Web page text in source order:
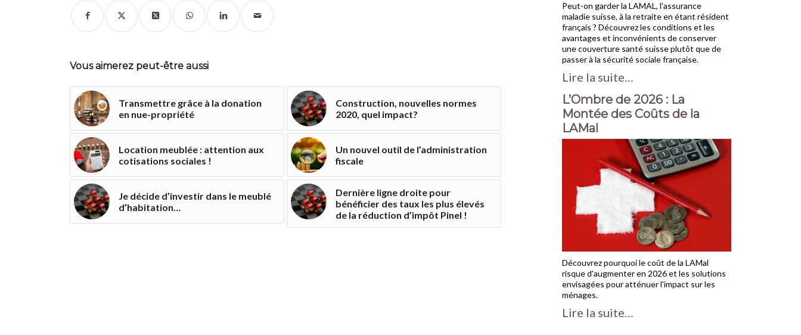
Vous aimerez peut-être aussi
Transmettre grâce à la donation
en nue-propriété
Construction, nouvelles normes
2020, quel impact?
Location meublée : attention aux
cotisations sociales !
Un nouvel outil de l’administration
fiscale
Je décide d’investir dans le meublé
d’habitation…
Dernière ligne droite pour
bénéficier des taux les plus élevés
de la réduction d’impôt Pinel !
Peut-on garder la LAMAL, l'assurance
maladie suisse, à la retraite en étant résident
français ? Découvrez les conditions et les
avantages et inconvénients de conserver
une couverture santé suisse plutôt que de
passer à la sécurité sociale française.
Lire la suite…
L’Ombre de 2026 : La
Montée des Coûts de la
LAMal
Découvrez pourquoi le coût de la LAMal
risque d'augmenter en 2026 et les solutions
envisagées pour atténuer l'impact sur les
ménages.
Lire la suite…